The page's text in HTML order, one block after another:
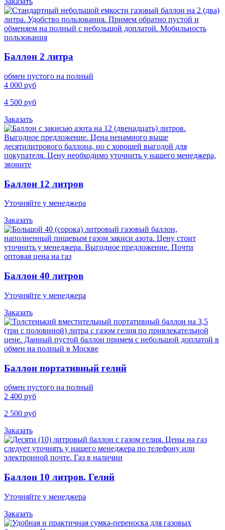
Баллон 2 литра
обмен пустого на полный
4 000 руб
4 500 руб
Заказать
Баллон 12 литров
Уточняйте у менеджера
Заказать
Баллон 40 литров
Уточняйте у менеджера
Заказать
Баллон портативный гелий
обмен пустого на полный
2 400 руб
2 500 руб
Заказать
Баллон 10 литров. Гелий
Уточняйте у менеджера
Заказать